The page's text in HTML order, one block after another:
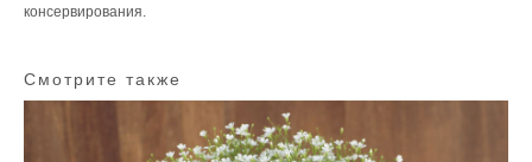
консервирования.
Смотрите также